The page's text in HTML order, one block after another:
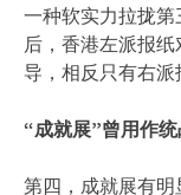
一种软实力拉拢
后，香港左派报
导，相反只有右派
“成就展”曾用作
第四，成就展有